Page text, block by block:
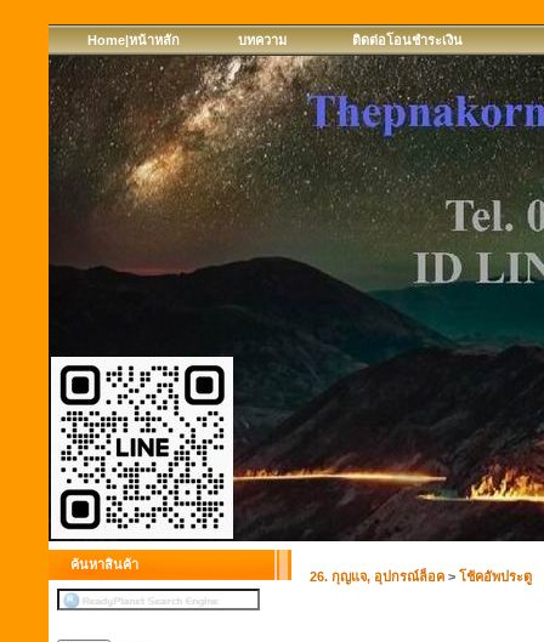
Home|หน้าหลัก บทความ ติดต่อโอนชำระเงิน
ค้นหาสินค้า
26. กุญแจ, อุปกรณ์ล็อค > โช้คอัพประตู